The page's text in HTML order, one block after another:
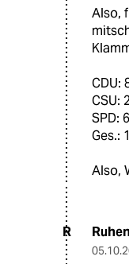
Also,
CDU:
CSU:
SPD:
Ges.:
Also,
R